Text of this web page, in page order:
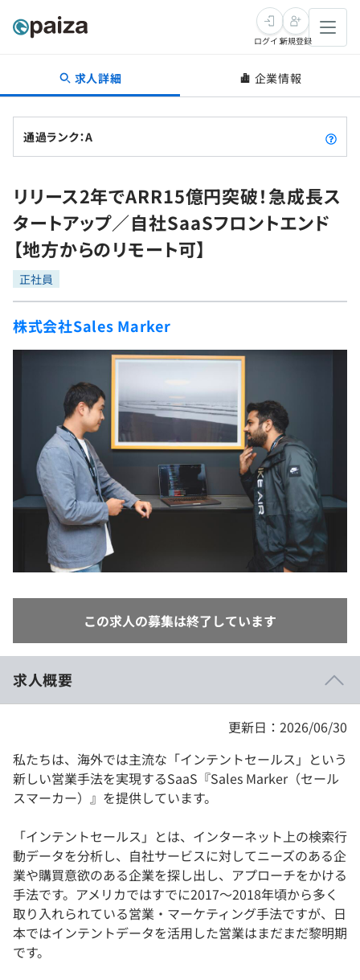
転職・キャリア
転職成功ガイド
転職エージェント
インタビュー
転職成功ガイド
新卒就活
求人検索
本選考
インターン
新卒エージェント
インタビュー
就活成功ガイド
学習
問題集
4択課題
リファレンス
プラン
個人向けプラン
法人向けプラン
学校向けプラン
プログラミング言語
再チャレンジ結果一覧
ゲーム・マンガ
Tech Team Journal
paiza times
paizaとは？
ログイン新規登録
求人詳細 企業情報
通過ランク：A
リリース2年でARR15億円突破！急成長ス
タートアップ／自社SaaSフロントエンド
【地方からのリモート可】
正社員
株式会社Sales Marker
この求人の募集は終了しています
求人概要
更新日：2026/06/30
私たちは、海外では主流な「インテントセールス」という
新しい営業手法を実現するSaaS『Sales Marker（セール
スマーカー）』を提供しています。
「インテントセールス」とは、インターネット上の検索行
動データを分析し、自社サービスに対してニーズのある企
業や購買意欲のある企業を探し出し、アプローチをかける
手法です。アメリカではすでに2017〜2018年頃から多く
取り入れられている営業・マーケティング手法ですが、日
本ではインテントデータを活用した営業はまだまだ黎明期
です。